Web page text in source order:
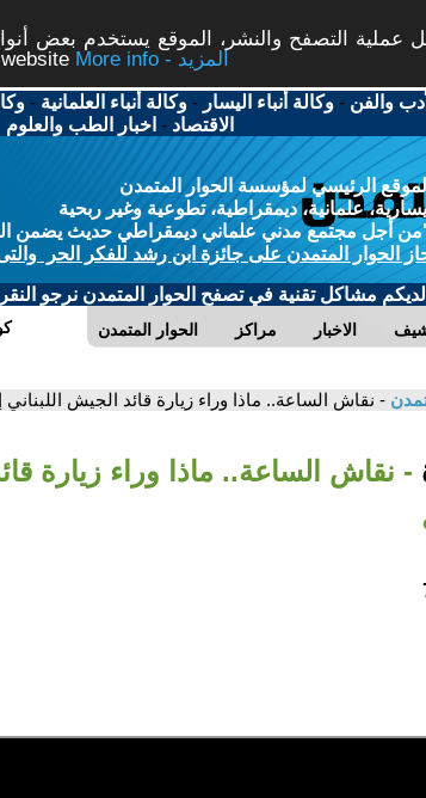
عملية التصفح والنشر، الموقع يستخدم بعض
More info - المزيد
والفن -وكالة أنباء اليسار -وكالة أنباء العلمانية -
الاقتصاد - اخبار الطب والعلوم
الرئيسي لمؤسسة الحوار المتمدن
علمانية، ديمقراطية، تطوعية وغير ربحية
أجل مجتمع مدني علماني ديمقراطي حديث يضمن
الحوار المتمدن على جائزة ابن رشد للفكر الحر والتى
لديكم مشاكل تقنية في تصفح الحوار المتمدن نرجو
الحوار المتمدن مراكز الاخبار
- نقاش الساعة.. ماذا وراء زيارة قائد الجيش
- نقاش الساعة.. ماذا وراء زيارة